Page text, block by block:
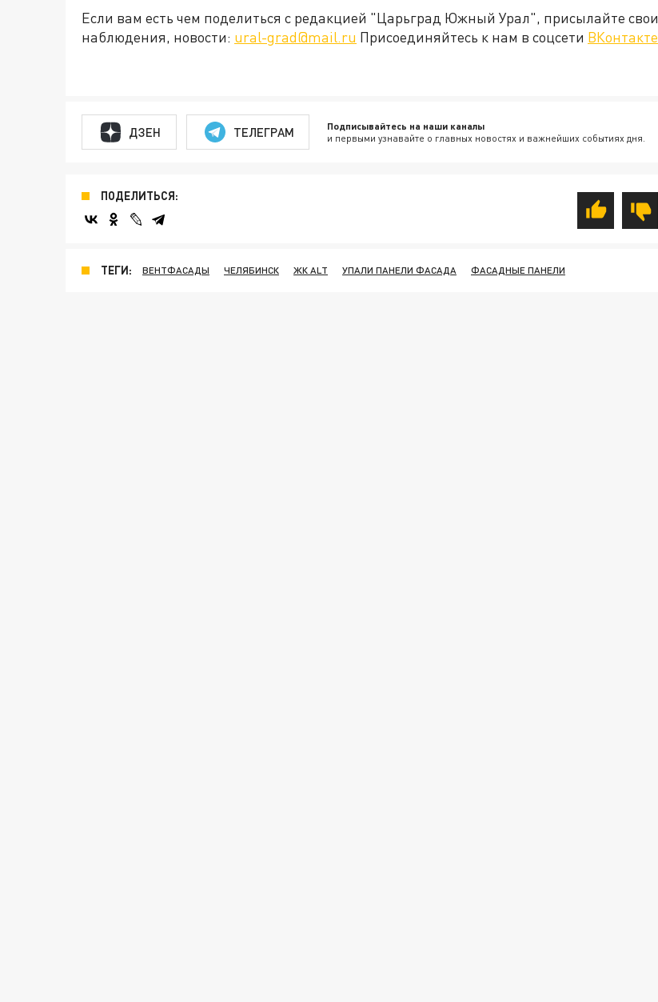
Если вам есть чем поделиться с редакцией "Царьград Южный Урал", присылайте свои
наблюдения, новости: ural-grad@mail.ru Присоединяйтесь к нам в соцсети ВКонтакте
ДЗЕН ТЕЛЕГРАМ Подписывайтесь на наши каналы
и первыми узнавайте о главных новостях и важнейших событиях дня.
ПОДЕЛИТЬСЯ:
ТЕГИ: ВЕНТФАСАДЫ ЧЕЛЯБИНСК ЖК ALT УПАЛИ ПАНЕЛИ ФАСАДА ФАСАДНЫЕ ПАНЕЛИ